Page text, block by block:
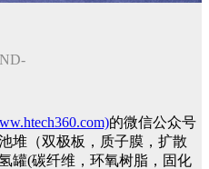
的微信公众号
堆（双极板，质子膜，扩散
罐(碳纤维，环氧树脂，固化